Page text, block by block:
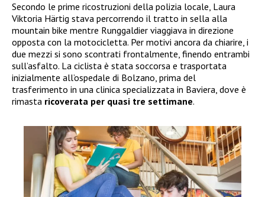
Secondo le prime ricostruzioni della polizia locale, Laura
Viktoria Härtig stava percorrendo il tratto in sella alla
mountain bike mentre Runggaldier viaggiava in direzione
opposta con la motocicletta. Per motivi ancora da chiarire, i
due mezzi si sono scontrati frontalmente, finendo entrambi
sull’asfalto. La ciclista è stata soccorsa e trasportata
inizialmente all’ospedale di Bolzano, prima del
trasferimento in una clinica specializzata in Baviera, dove è
rimasta ricoverata per quasi tre settimane.